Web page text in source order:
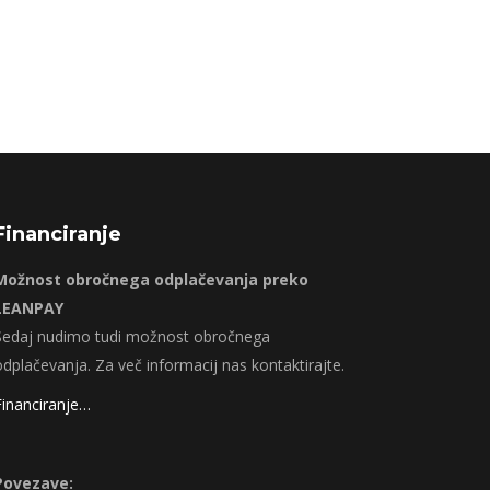
obročnega odplačevanja preko
nudimo tudi možnost obročnega
Za več informacij nas kontaktirajte.